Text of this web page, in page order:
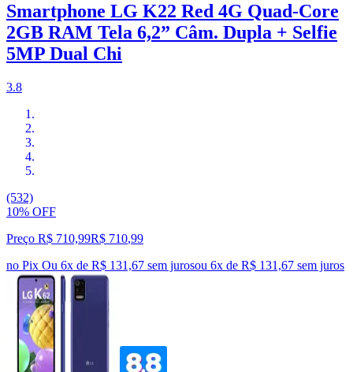
Smartphone LG K22 Red 4G Quad-Core
2GB RAM Tela 6,2” Câm. Dupla + Selfie
5MP Dual Chi
3.8
(532)
10% OFF
Preço R$ 710,99R$ 710,99
no Pix Ou 6x de R$ 131,67 sem jurosou 6x de R$ 131,67 sem juros